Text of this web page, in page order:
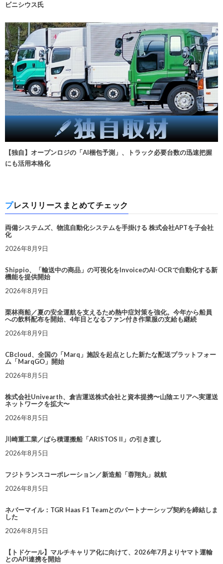
ビニシウス氏
【独自】オープンロジの「AI梱包予測」、トラック必要台数の迅速把握
にも活用本格化
プレスリリースまとめてチェック
両備システムズ、物流自動化システムを手掛ける 株式会社APTを子会社
化
2026年8月9日
Shippio、「輸送中の商品」の可視化をInvoiceのAI-OCRで自動化する新
機能を提供開始
2026年8月9日
栗林商船／夏の安全運航を支えるため熱中症対策を強化。今年から船員
への飲料配布を開始、4年目となるファン付き作業服の支給も継続
2026年8月9日
CBcloud、全国の「Marq」施設を起点とした新たな配送プラットフォー
ム「MarqGO」開始
2026年8月5日
株式会社Univearth、倉吉運送株式会社と資本提携〜山陰エリアへ実運送
ネットワークを拡大〜
2026年8月5日
川崎重工業／ばら積運搬船「ARISTOS II」の引き渡し
2026年8月5日
フジトランスコーポレーション／新造船「蓉翔丸」就航
2026年8月5日
ネバーマイル：TGR Haas F1 Teamとのパートナーシップ契約を締結しま
した
2026年8月5日
【トドケール】マルチキャリア化に向けて、2026年7月よりヤマト運輸
とのAPI連携を開始